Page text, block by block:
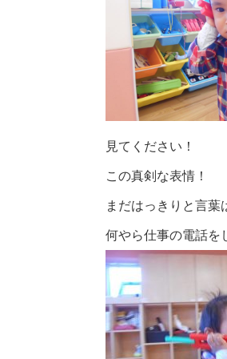
見てください！
この真剣な表情！
まだはっきりと言葉
何やら仕事の電話を